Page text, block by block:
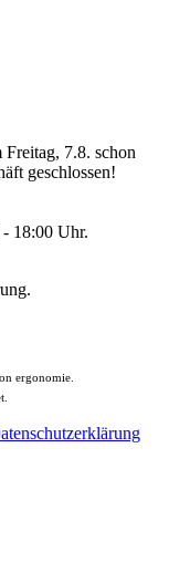
7.8. schon
geschlossen!
18:00 Uhr.
ergonomie.